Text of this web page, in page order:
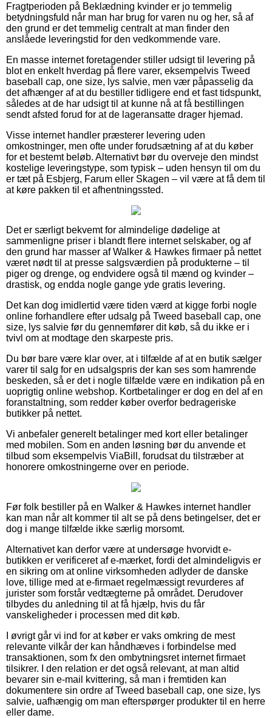
Fragtperioden på Beklædning kvinder er jo temmelig
betydningsfuld når man har brug for varen nu og her, så af
den grund er det temmelig centralt at man finder den
anslåede leveringstid for den vedkommende vare.
En masse internet foretagender stiller udsigt til levering på
blot en enkelt hverdag på flere varer, eksempelvis Tweed
baseball cap, one size, lys salvie, men vær påpasselig da
det afhænger af at du bestiller tidligere end et fast tidspunkt,
således at de har udsigt til at kunne nå at få bestillingen
sendt afsted forud for at de lageransatte drager hjemad.
Visse internet handler præsterer levering uden
omkostninger, men ofte under forudsætning af at du køber
for et bestemt beløb. Alternativt bør du overveje den mindst
kostelige leveringstype, som typisk – uden hensyn til om du
er tæt på Esbjerg, Farum eller Skagen – vil være at få dem til
at køre pakken til et afhentningssted.
Det er særligt bekvemt for almindelige dødelige at
sammenligne priser i blandt flere internet selskaber, og af
den grund har masser af Walker & Hawkes firmaer på nettet
været nødt til at presse salgsværdien på produkterne – til
piger og drenge, og endvidere også til mænd og kvinder –
drastisk, og endda nogle gange yde gratis levering.
Det kan dog imidlertid være tiden værd at kigge forbi nogle
online forhandlere efter udsalg på Tweed baseball cap, one
size, lys salvie før du gennemfører dit køb, så du ikke er i
tvivl om at modtage den skarpeste pris.
Du bør bare være klar over, at i tilfælde af at en butik sælger
varer til salg for en udsalgspris der kan ses som hamrende
beskeden, så er det i nogle tilfælde være en indikation på en
uoprigtig online webshop. Kortbetalinger er dog en del af en
foranstaltning, som redder køber overfor bedrageriske
butikker på nettet.
Vi anbefaler generelt betalinger med kort eller betalinger
med mobilen. Som en anden løsning bør du anvende et
tilbud som eksempelvis ViaBill, forudsat du tilstræber at
honorere omkostningerne over en periode.
Før folk bestiller på en Walker & Hawkes internet handler
kan man når alt kommer til alt se på dens betingelser, det er
dog i mange tilfælde ikke særlig morsomt.
Alternativet kan derfor være at undersøge hvorvidt e-
butikken er verificeret af e-mærket, fordi det almindeligvis er
en sikring om at online virksomheden adlyder de danske
love, tillige med at e-firmaet regelmæssigt revurderes af
jurister som forstår vedtægterne på området. Derudover
tilbydes du anledning til at få hjælp, hvis du får
vanskeligheder i processen med dit køb.
I øvrigt går vi ind for at køber er vaks omkring de mest
relevante vilkår der kan håndhæves i forbindelse med
transaktionen, som fx den ombytningsret internet firmaet
tilsikrer. I den relation er det også relevant, at man altid
bevarer sin e-mail kvittering, så man i fremtiden kan
dokumentere sin ordre af Tweed baseball cap, one size, lys
salvie, uafhængig om man efterspørger produkter til en herre
eller dame.